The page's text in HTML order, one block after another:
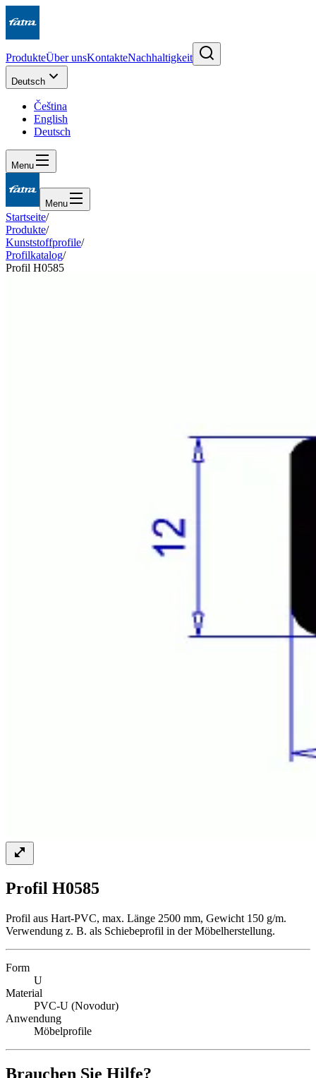
ProdukteÜber unsKontakteNachhaltigkeit
Deutsch
Čeština
English
Deutsch
Menu
Menu
Startseite/
Produkte/
Kunststoffprofile/
Profilkatalog/
Profil H0585
Profil H0585
Profil aus Hart-PVC, max. Länge 2500 mm, Gewicht 150 g/m.
Verwendung z. B. als Schiebeprofil in der Möbelherstellung.
Form
U
Material
PVC-U (Novodur)
Anwendung
Möbelprofile
Brauchen Sie Hilfe?